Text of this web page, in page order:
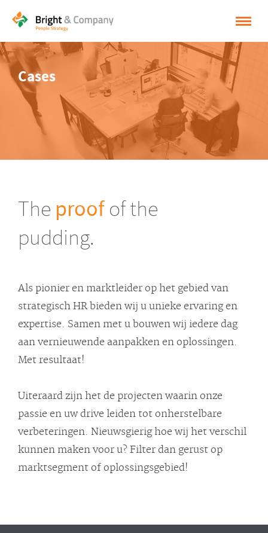
HOME
OPLOSSINGEN
INSPIRATIE
OVER BRIGHT & COMPANY
NEDERLANDS
Cases
The proofof the
pudding.
Als pionier en marktleider op het gebied van
strategisch HR bieden wij u unieke ervaring en
expertise. Samen met u bouwen wij iedere dag
aan vernieuwende aanpakken en oplossingen.
Met resultaat!
Uiteraard zijn het de projecten waarin onze
passie en uw drive leiden tot onherstelbare
verbeteringen. Nieuwsgierig hoe wij het verschil
kunnen maken voor u? Filter dan gerust op
marktsegment of oplossingsgebied!